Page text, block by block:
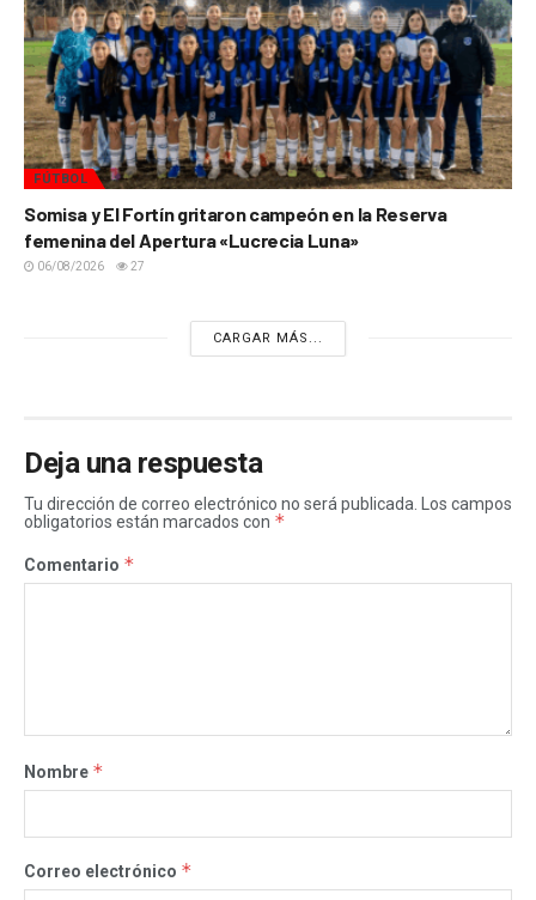
FÚTBOL
Somisa y El Fortín gritaron campeón en la Reserva
femenina del Apertura «Lucrecia Luna»
06/08/2026 27
CARGAR MÁS...
Deja una respuesta
Tu dirección de correo electrónico no será publicada.
Los campos
obligatorios están marcados con *
Comentario *
Nombre *
Correo electrónico *